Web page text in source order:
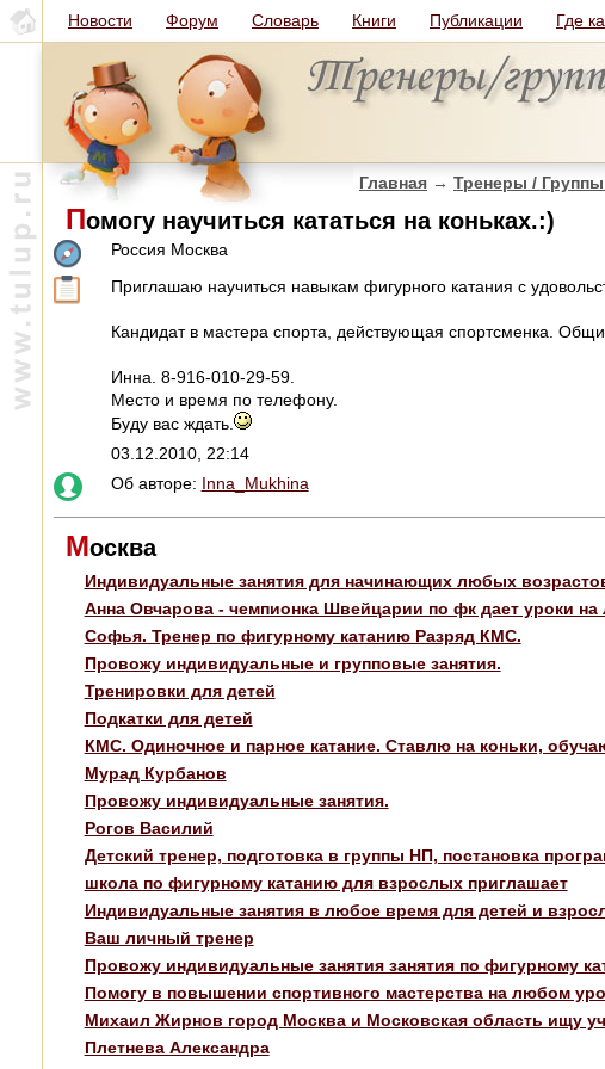
Новости Форум Словарь Книги Публикации Где
Главная → Тренеры /
Помогу научиться кататься на коньках.:)
Россия Москва
Приглашаю научиться навыкам фигурного катания с
Кандидат в мастера спорта, действующая спортсменка.
Инна. 8-916-010-29-59.
Место и время по телефону.
Буду вас ждать.
03.12.2010, 22:14
Об авторе: Inna_Mukhina
Москва
Индивидуальные занятия для начинающих любых
Анна Овчарова - чемпионка Швейцарии по фк дает уроки на
Софья. Тренер по фигурному катанию Разряд КМС.
Провожу индивидуальные и групповые занятия.
Тренировки для детей
Подкатки для детей
КМС. Одиночное и парное катание. Ставлю на коньки,
Мурад Курбанов
Провожу индивидуальные занятия.
Рогов Василий
Детский тренер, подготовка в группы НП, постановка
школа по фигурному катанию для взрослых приглашает
Индивидуальные занятия в любое время для детей и
Ваш личный тренер
Провожу индивидуальные занятия занятия по фигурному
Помогу в повышении спортивного мастерства на любом
Михаил Жирнов город Москва и Московская область ищу
Плетнева Александра